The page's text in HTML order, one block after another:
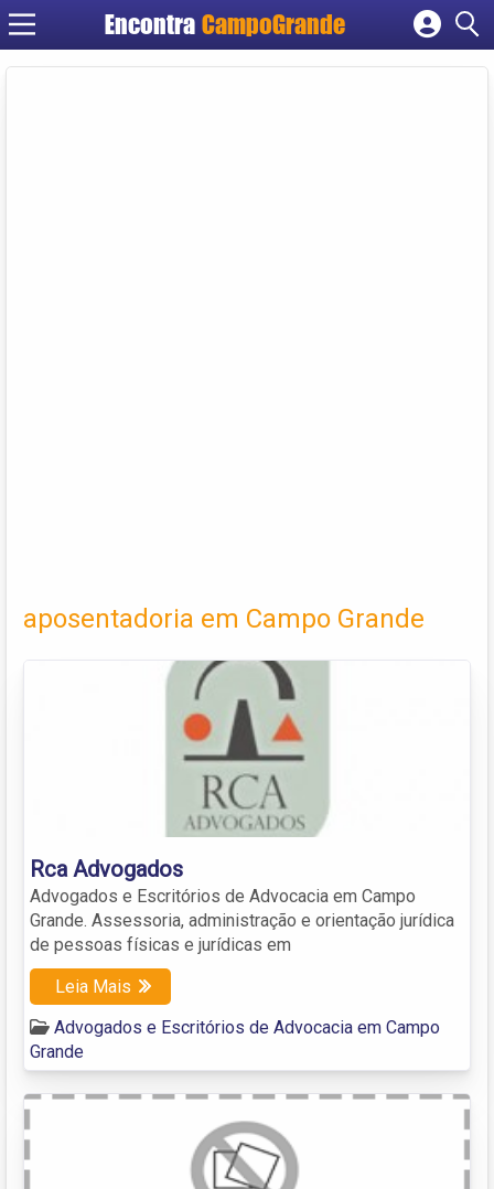
Encontra CampoGrande
Cadastrar empresa
aposentadoria em Campo Grande
Rca Advogados
Advogados e Escritórios de Advocacia em Campo
Grande. Assessoria, administração e orientação jurídica
de pessoas físicas e jurídicas em
Leia Mais
Advogados e Escritórios de Advocacia em Campo
Grande